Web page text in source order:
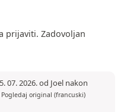
prijaviti. Zadovoljan
07. 2026. od Joel nakon
Pogledaj original (francuski)